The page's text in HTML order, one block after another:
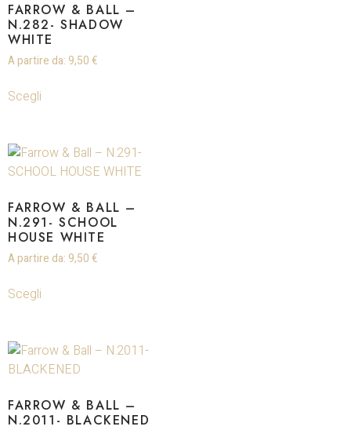
FARROW & BALL –
N.282- SHADOW
WHITE
A partire da: 9,50 €
Scegli
FARROW & BALL –
N.291- SCHOOL
HOUSE WHITE
A partire da: 9,50 €
Scegli
FARROW & BALL –
N.2011- BLACKENED